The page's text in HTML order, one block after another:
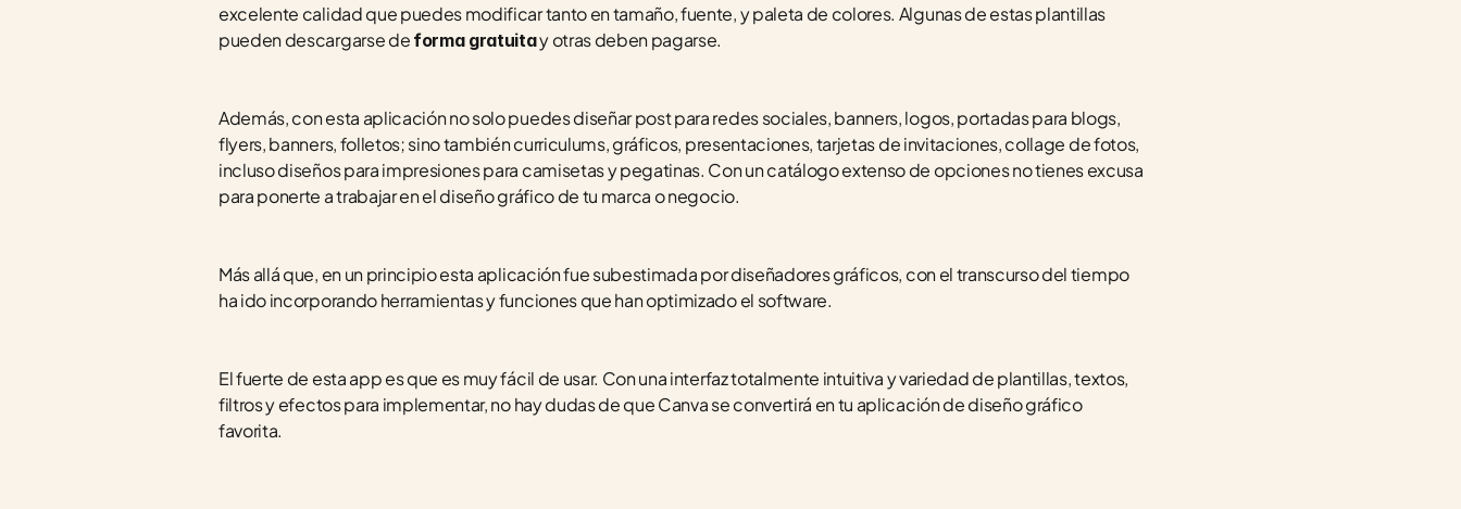
excelente calidad que puedes modificar tanto en tamaño, fuente, y paleta de colores. Algunas de estas plantillas
pueden descargarse de forma gratuita y otras deben pagarse.
Además, con esta aplicación no solo puedes diseñar post para redes sociales, banners, logos, portadas para blogs,
flyers, banners, folletos; sino también curriculums, gráficos, presentaciones, tarjetas de invitaciones, collage de fotos,
incluso diseños para impresiones para camisetas y pegatinas. Con un catálogo extenso de opciones no tienes excusa
para ponerte a trabajar en el diseño gráfico de tu marca o negocio.
Más allá que, en un principio esta aplicación fue subestimada por diseñadores gráficos, con el transcurso del tiempo
ha ido incorporando herramientas y funciones que han optimizado el software.
El fuerte de esta app es que es muy fácil de usar. Con una interfaz totalmente intuitiva y variedad de plantillas, textos,
filtros y efectos para implementar, no hay dudas de que Canva se convertirá en tu aplicación de diseño gráfico
favorita.